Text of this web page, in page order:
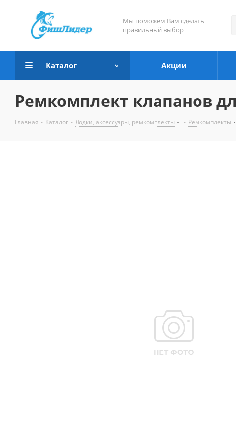
Мы поможем Вам сделать
правильный выбор
Каталог Акции
Ремкомплект клапанов
Главная - Каталог - Лодки, аксессуары, ремкомплекты - Ремкомплекты